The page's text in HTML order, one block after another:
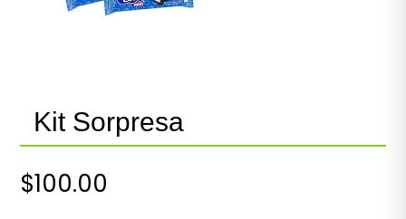
Kit Sorpresa
$100.00